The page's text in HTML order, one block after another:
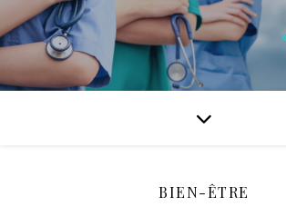
BIEN-ÊTRE